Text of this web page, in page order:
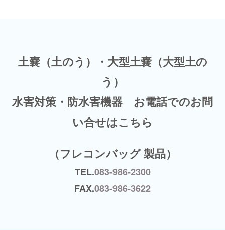
土嚢（土のう）・大型土嚢（大型土の
う）
水害対策・防水害機器 お電話でのお問
い合せはこちら
（フレコンバッグ 製品）
TEL.083-986-2300
FAX.083-986-3622